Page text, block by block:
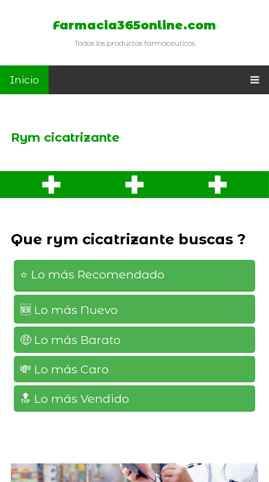
Farmacia365online.com
Todos los productos farmaceuticos
Inicio
Rym cicatrizante
Que rym cicatrizante buscas ?
⭐️ Lo más Recomendado
🆕️ Lo más Nuevo
🤑 Lo más Barato
💸 Lo más Caro
🔝 Lo más Vendido